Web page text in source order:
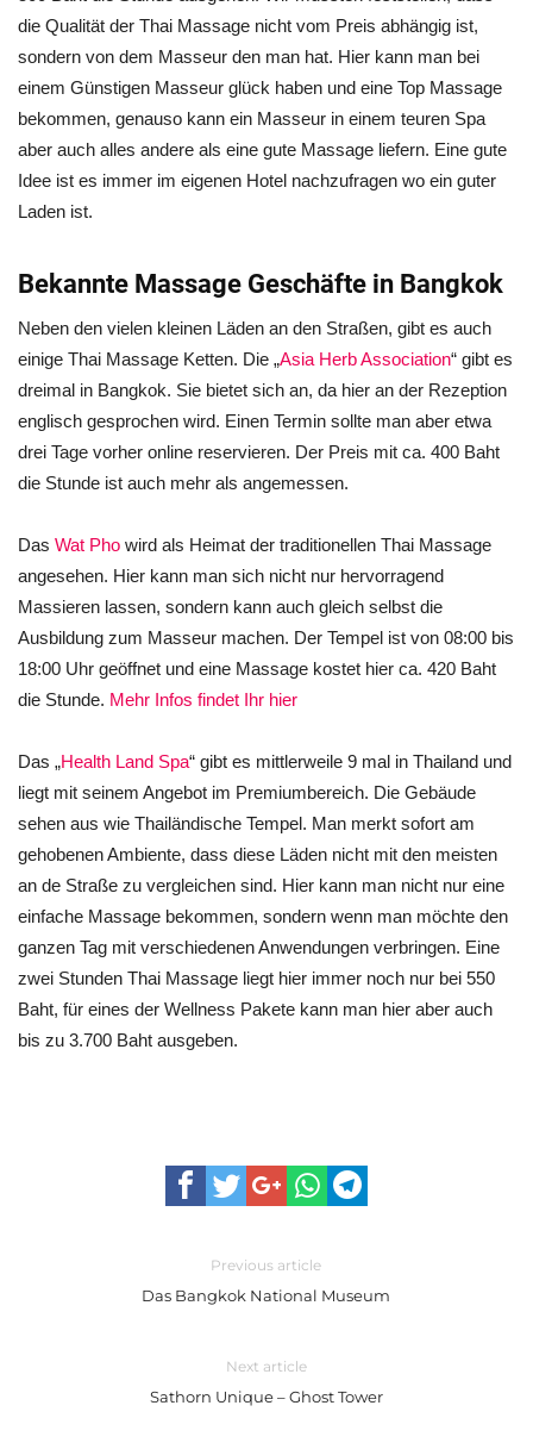
die Qualität der Thai Massage nicht vom Preis abhängig ist,
sondern von dem Masseur den man hat. Hier kann man bei
einem Günstigen Masseur glück haben und eine Top Massage
bekommen, genauso kann ein Masseur in einem teuren Spa
aber auch alles andere als eine gute Massage liefern. Eine gute
Idee ist es immer im eigenen Hotel nachzufragen wo ein guter
Laden ist.
Bekannte Massage Geschäfte in Bangkok
Neben den vielen kleinen Läden an den Straßen, gibt es auch
einige Thai Massage Ketten. Die „Asia Herb Association“ gibt es
dreimal in Bangkok. Sie bietet sich an, da hier an der Rezeption
englisch gesprochen wird. Einen Termin sollte man aber etwa
drei Tage vorher online reservieren. Der Preis mit ca. 400 Baht
die Stunde ist auch mehr als angemessen.
Das Wat Pho wird als Heimat der traditionellen Thai Massage
angesehen. Hier kann man sich nicht nur hervorragend
Massieren lassen, sondern kann auch gleich selbst die
Ausbildung zum Masseur machen. Der Tempel ist von 08:00 bis
18:00 Uhr geöffnet und eine Massage kostet hier ca. 420 Baht
die Stunde. Mehr Infos findet Ihr hier
Das „Health Land Spa“ gibt es mittlerweile 9 mal in Thailand und
liegt mit seinem Angebot im Premiumbereich. Die Gebäude
sehen aus wie Thailändische Tempel. Man merkt sofort am
gehobenen Ambiente, dass diese Läden nicht mit den meisten
an de Straße zu vergleichen sind. Hier kann man nicht nur eine
einfache Massage bekommen, sondern wenn man möchte den
ganzen Tag mit verschiedenen Anwendungen verbringen. Eine
zwei Stunden Thai Massage liegt hier immer noch nur bei 550
Baht, für eines der Wellness Pakete kann man hier aber auch
bis zu 3.700 Baht ausgeben.
Previous article
Das Bangkok National Museum
Next article
Sathorn Unique – Ghost Tower